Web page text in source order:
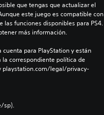
que tengas que actualizar el
este juego es compatible con
las funciones disponibles para PS4.
más información.
para PlayStation y están
correspondiente política de
playstation.com/legal/privacy-
sp).